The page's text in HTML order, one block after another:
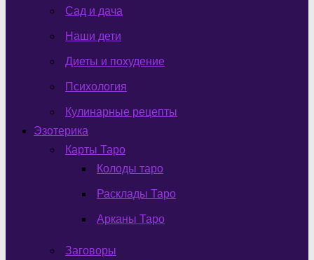
Сад и дача
Наши дети
Диеты и похудение
Психология
Кулинарные рецепты
Эзотерика
Карты Таро
Колоды таро
Расклады Таро
Арканы Таро
Заговоры